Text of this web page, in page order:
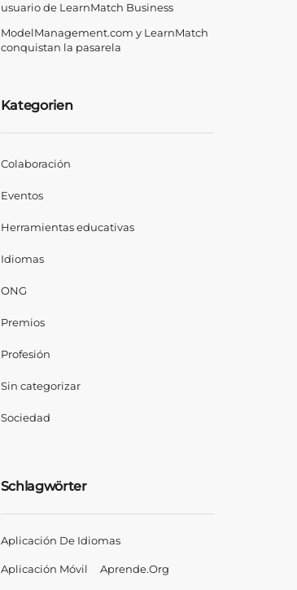
usuario de LearnMatch Business
ModelManagement.com y LearnMatch
conquistan la pasarela
Kategorien
Colaboración
Eventos
Herramientas educativas
Idiomas
ONG
Premios
Profesión
Sin categorizar
Sociedad
Schlagwörter
Aplicación De Idiomas
Aplicación Móvil Aprende.org